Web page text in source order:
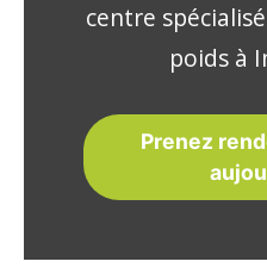
centre
poids à
Prenez